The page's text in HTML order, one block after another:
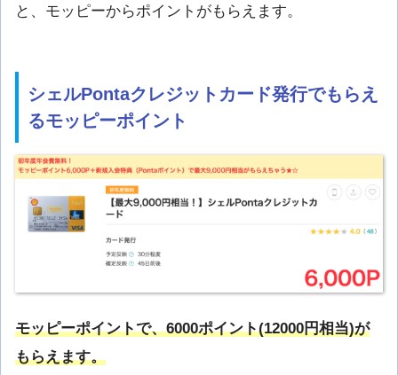
と、モッピーからポイントがもらえます。
シェルPontaクレジットカード発行でもらえ
るモッピーポイント
モッピーポイントで、6000ポイント(12000円相当)が
もらえます。